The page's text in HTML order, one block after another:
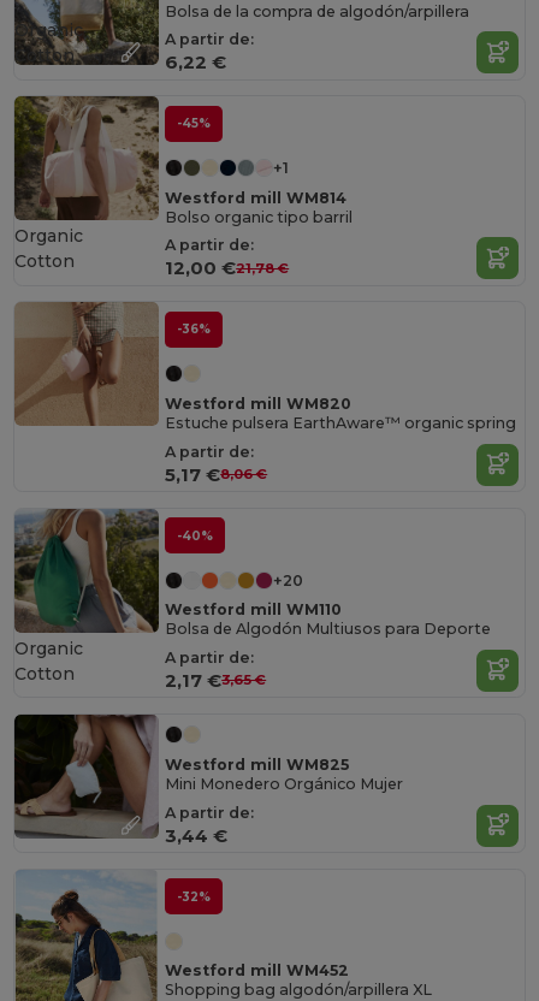
Bolsa de la compra de algodón/arpillera
A partir de:
6,22 €
Organic
Cotton
-45%
+1
Westford mill WM814
Bolso organic tipo barril
A partir de:
12,00 €21,78 €
Organic
Cotton
-36%
Westford mill WM820
Estuche pulsera EarthAware™ organic spring
A partir de:
5,17 €8,06 €
-40%
+20
Westford mill WM110
Bolsa de Algodón Multiusos para Deporte
A partir de:
2,17 €3,65 €
Organic
Cotton
Westford mill WM825
Mini Monedero Orgánico Mujer
A partir de:
3,44 €
-32%
Westford mill WM452
Shopping bag algodón/arpillera XL